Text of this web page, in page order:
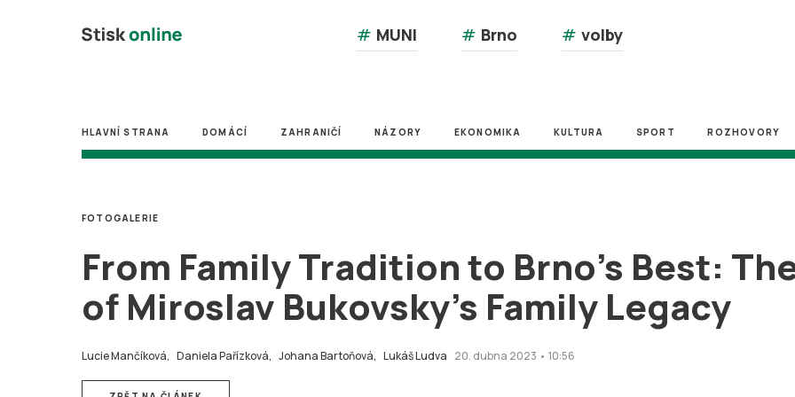
# MUNI # Brno # volby
HLAVNÍ STRANA DOMÁCÍ ZAHRANIČÍ NÁZORY EKONOMIKA KULTURA SPORT ROZHOVORY
From Family Tradition to Brno’s Best:
of Miroslav Bukovsky’s Family Legacy
Lucie Mančíková, Daniela Pařízková, Johana Bartoňová, Lukáš Ludva 20. dubna 2023 • 10:56
FOTOGALERIE